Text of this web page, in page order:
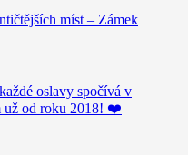
míst – Zámek
oslavy spočívá v
už od roku 2018! ❤️